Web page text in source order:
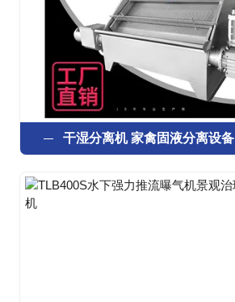
干湿分离机 家禽固液分离设备